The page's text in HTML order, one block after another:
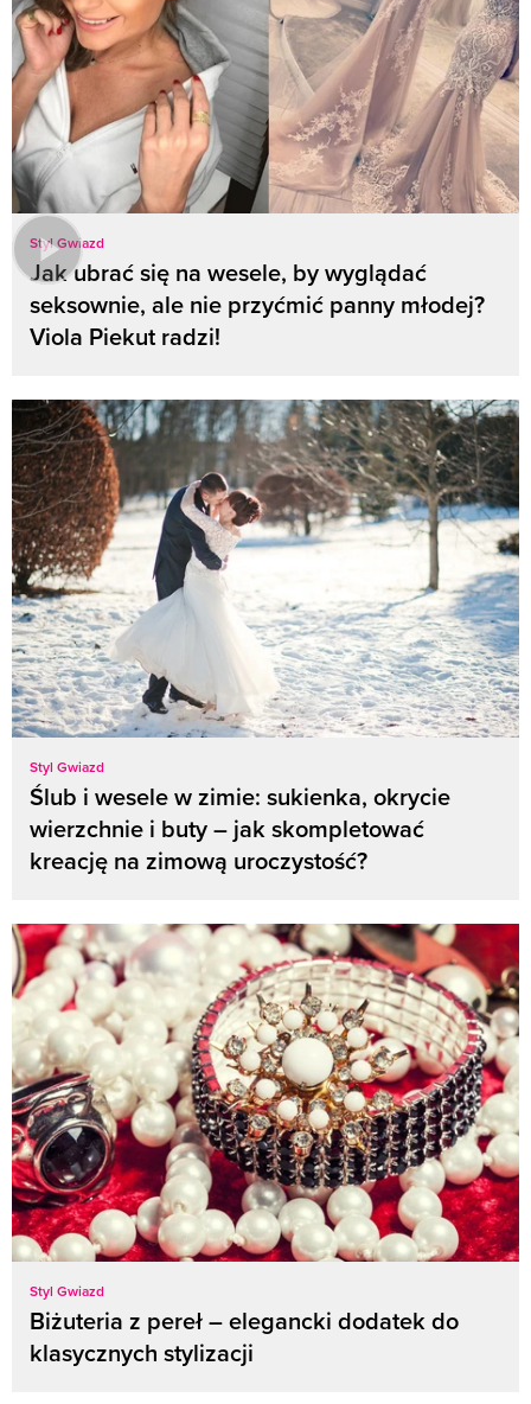
Styl Gwiazd
Jak ubrać się na wesele, by wyglądać
seksownie, ale nie przyćmić panny młodej?
Viola Piekut radzi!
Styl Gwiazd
Ślub i wesele w zimie: sukienka, okrycie
wierzchnie i buty – jak skompletować
kreację na zimową uroczystość?
Styl Gwiazd
Biżuteria z pereł – elegancki dodatek do
klasycznych stylizacji